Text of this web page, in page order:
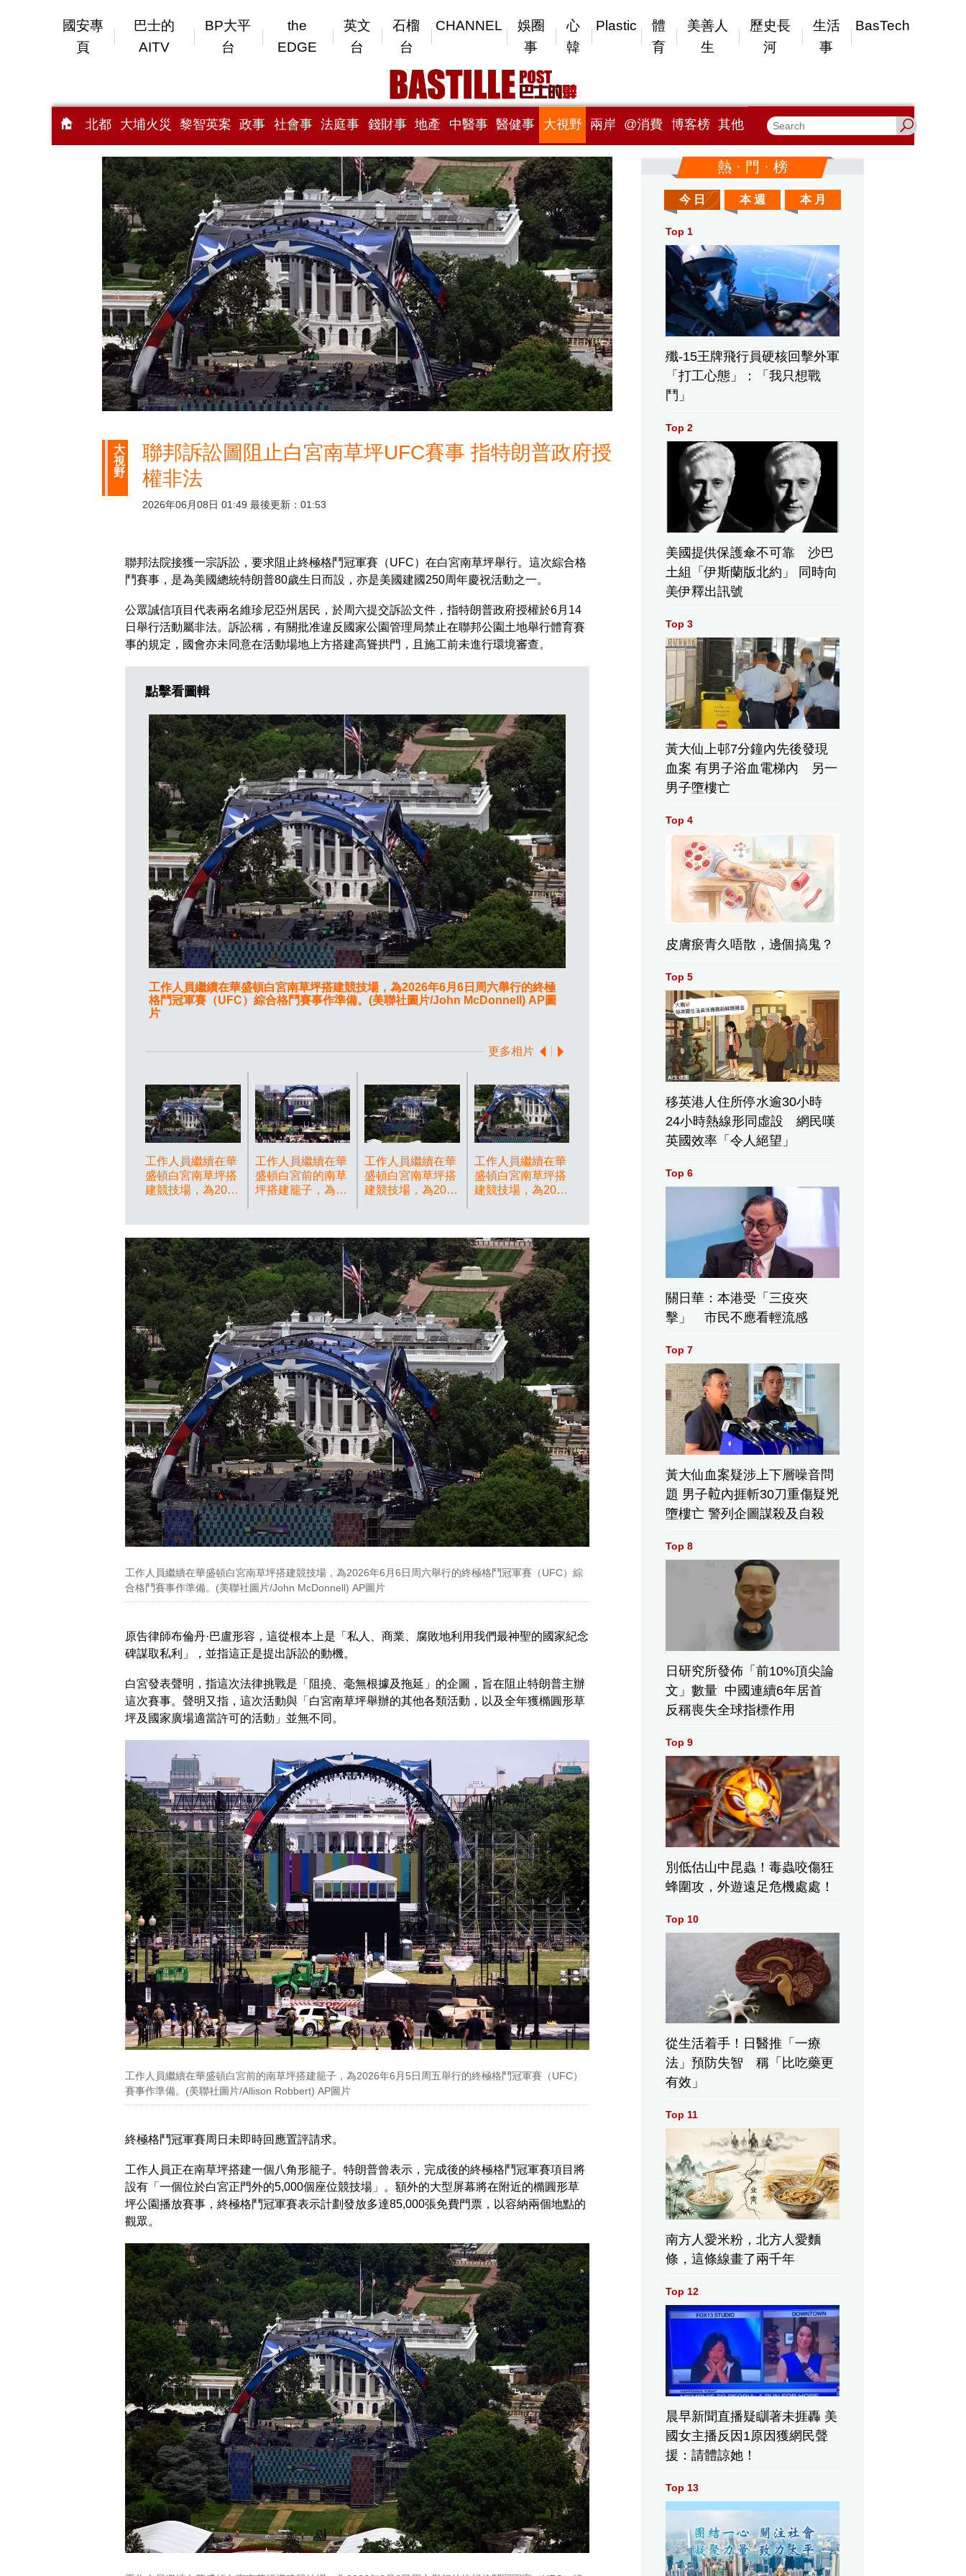
國安專
頁
巴士的
AITV
BP大平
台
the
EDGE
英文
台
石榴
台
CHANNEL
娛圈
事
心
韓
Plastic
體
育
美善人
生
歷史長
河
生活
事
BasTech
北都 大埔火災 黎智英案 政事 社會事 法庭事 錢財事 地產 中醫事 醫健事 大視野 兩岸 @消費 博客榜 其他
大
視
野
聯邦訴訟圖阻止白宮南草坪UFC賽事 指特朗普政府授
權非法
2026年06月08日 01:49 最後更新：01:53
聯邦法院接獲一宗訴訟，要求阻止終極格鬥冠軍賽（UFC）在白宮南草坪舉行。這次綜合格
鬥賽事，是為美國總統特朗普80歲生日而設，亦是美國建國250周年慶祝活動之一。
公眾誠信項目代表兩名維珍尼亞州居民，於周六提交訴訟文件，指特朗普政府授權於6月14
日舉行活動屬非法。訴訟稱，有關批准違反國家公園管理局禁止在聯邦公園土地舉行體育賽
事的規定，國會亦未同意在活動場地上方搭建高聳拱門，且施工前未進行環境審查。
點擊看圖輯
工作人員繼續在華盛頓白宮南草坪搭建競技場，為2026年6月6日周六舉行的終極
格鬥冠軍賽（UFC）綜合格鬥賽事作準備。(美聯社圖片/John McDonnell) AP圖
片
極格鬥冠軍賽（UFC）賽事作準備。(美聯社圖片/Allison Robbert) AP圖片
更多相片
工作人員繼續在華
盛頓白宮南草坪搭
建競技場，為2026
賽事作準備。(美
聯社圖片/John
McDonnell) AP圖
片
工作人員繼續在華
盛頓白宮前的南草
坪搭建籠子，為
事作準備。(美聯
社圖片/Allison
Robbert) AP圖片
工作人員繼續在華
盛頓白宮南草坪搭
建競技場，為2026
賽事作準備。(美
聯社圖片/John
McDonnell) AP圖
片
工作人員繼續在華
盛頓白宮南草坪搭
建競技場，為2026
賽事作準備。(美
聯社圖片/John
McDonnell) AP圖
片
工作人員繼續在華盛頓白宮南草坪搭建競技場，為2026年6月6日周六舉行的終極格鬥冠軍賽（UFC）綜
合格鬥賽事作準備。(美聯社圖片/John McDonnell) AP圖片
原告律師布倫丹·巴盧形容，這從根本上是「私人、商業、腐敗地利用我們最神聖的國家紀念
碑謀取私利」，並指這正是提出訴訟的動機。
白宮發表聲明，指這次法律挑戰是「阻撓、毫無根據及拖延」的企圖，旨在阻止特朗普主辦
這次賽事。聲明又指，這次活動與「白宮南草坪舉辦的其他各類活動，以及全年獲橢圓形草
坪及國家廣場適當許可的活動」並無不同。
工作人員繼續在華盛頓白宮前的南草坪搭建籠子，為2026年6月5日周五舉行的終極格鬥冠軍賽（UFC）
賽事作準備。(美聯社圖片/Allison Robbert) AP圖片
終極格鬥冠軍賽周日未即時回應置評請求。
工作人員正在南草坪搭建一個八角形籠子。特朗普曾表示，完成後的終極格鬥冠軍賽項目將
設有「一個位於白宮正門外的5,000個座位競技場」。額外的大型屏幕將在附近的橢圓形草
坪公園播放賽事，終極格鬥冠軍賽表示計劃發放多達85,000張免費門票，以容納兩個地點的
觀眾。
熱 · 門 · 榜
今 日 本 週 本 月
Top 1
殲-15王牌飛行員硬核回擊外軍
「打工心態」：「我只想戰
鬥」
Top 2
美國提供保護傘不可靠 沙巴
土組「伊斯蘭版北約」 同時向
美伊釋出訊號
Top 3
黃大仙上邨7分鐘內先後發現
血案 有男子浴血電梯內 另一
男子墮樓亡
Top 4
皮膚瘀青久唔散，邊個搞鬼？
Top 5
移英港人住所停水逾30小時
24小時熱線形同虛設 網民嘆
英國效率「令人絕望」
Top 6
關日華：本港受「三疫夾
擊」 市民不應看輕流感
Top 7
黃大仙血案疑涉上下層噪音問
題 男子𨋢內捱斬30刀重傷疑兇
墮樓亡 警列企圖謀殺及自殺
Top 8
日研究所發佈「前10%頂尖論
文」數量 中國連續6年居首
反稱喪失全球指標作用
Top 9
別低估山中昆蟲！毒蟲咬傷狂
蜂圍攻，外遊遠足危機處處！
Top 10
從生活着手！日醫推「一療
法」預防失智 稱「比吃藥更
有效」
Top 11
南方人愛米粉，北方人愛麵
條，這條線畫了兩千年
Top 12
晨早新聞直播疑瞓著未捱轟 美
國女主播反因1原因獲網民聲
援：請體諒她！
Top 13